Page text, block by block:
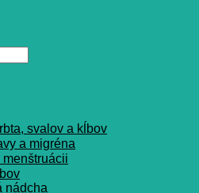
svalov a kĺbov
a migréna
nádcha